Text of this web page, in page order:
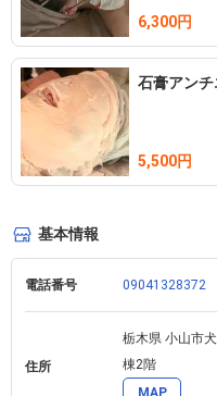
6,300円
石膏アン
5,500円
基本情報
電話番号 09041328372
住所
栃木県 小山市
棟2階
MAP